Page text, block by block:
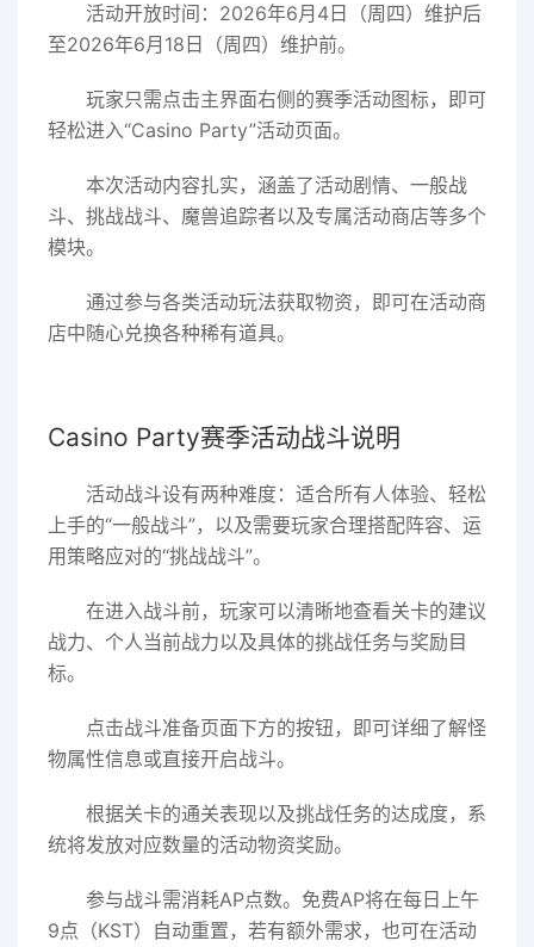
活动开放时间：2026年6月4日（周四）维护后
至2026年6月18日（周四）维护前。
玩家只需点击主界面右侧的赛季活动图标，即可
轻松进入“Casino Party”活动页面。
本次活动内容扎实，涵盖了活动剧情、一般战
斗、挑战战斗、魔兽追踪者以及专属活动商店等多个
模块。
通过参与各类活动玩法获取物资，即可在活动商
店中随心兑换各种稀有道具。
Casino Party赛季活动战斗说明
活动战斗设有两种难度：适合所有人体验、轻松
上手的“一般战斗”，以及需要玩家合理搭配阵容、运
用策略应对的“挑战战斗”。
在进入战斗前，玩家可以清晰地查看关卡的建议
战力、个人当前战力以及具体的挑战任务与奖励目
标。
点击战斗准备页面下方的按钮，即可详细了解怪
物属性信息或直接开启战斗。
根据关卡的通关表现以及挑战任务的达成度，系
统将发放对应数量的活动物资奖励。
参与战斗需消耗AP点数。免费AP将在每日上午
9点（KST）自动重置，若有额外需求，也可在活动